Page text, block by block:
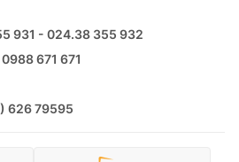
Podcast
931 - 024.38 355 932
0988 671 671
626 79595